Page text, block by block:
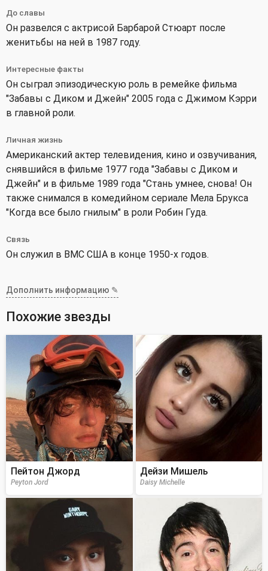
До славы
Он развелся с актрисой Барбарой Стюарт после
женитьбы на ней в 1987 году.
Интересные факты
Он сыграл эпизодическую роль в ремейке фильма
"Забавы с Диком и Джейн" 2005 года с Джимом Кэрри
в главной роли.
Личная жизнь
Американский актер телевидения, кино и озвучивания,
снявшийся в фильме 1977 года "Забавы с Диком и
Джейн" и в фильме 1989 года "Стань умнее, снова! Он
также снимался в комедийном сериале Мела Брукса
"Когда все было гнилым" в роли Робин Гуда.
Связь
Он служил в ВМС США в конце 1950-х годов.
Дополнить информацию ✎
Похожие звезды
Пейтон Джорд
Peyton Jord
Дейзи Мишель
Daisy Michelle